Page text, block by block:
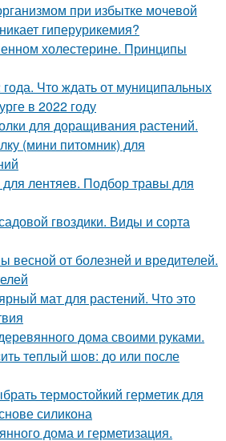
при избытке мочевой
гиперурикемия?
холестерине. Принципы
Что ждать от муниципальных
в 2022 году
для доращивания растений.
(мини питомник) для
лентяев. Подбор травы для
гвоздики. Виды и сорта
весной от болезней и вредителей.
мат для растений. Что это
дома своими руками.
теплый шов: до или после
термостойкий герметик для
силикона
дома и герметизация.